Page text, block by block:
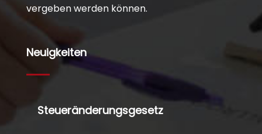
vergeben werden können.
Neuigkeiten
Steueränderungsgesetz